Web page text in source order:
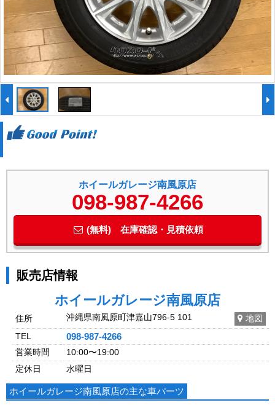
ホイールガレージ南風原店
098-987-4266
(無料) 在庫確認・見積依頼
販売店情報
ホイールガレージ南風原店
住所 沖縄県南風原町津嘉山796-5 101
地図
TEL
098-987-4266
営業時間
10:00〜19:00
定休日
水曜日
ホイールガレージ南風原店の主な車パーツ